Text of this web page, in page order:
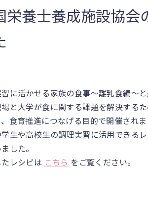
栄養士養成施設協会
に活かせる家族の食事～離乳食編～
と大学が食に関する課題を解決する
食育推進につなげる目的で開催されま
生や高校生の調理実習に活用できる
した。
レシピは こちら をご覧ください。